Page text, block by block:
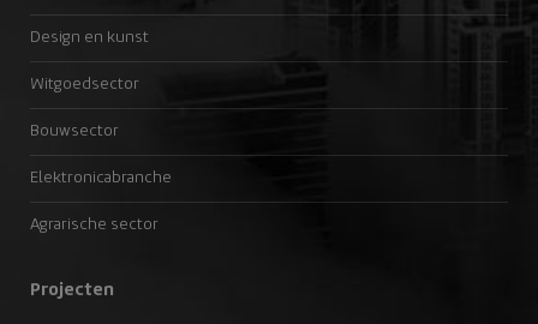
Design en kunst
Witgoedsector
Bouwsector
Elektronicabranche
Agrarische sector
Projecten